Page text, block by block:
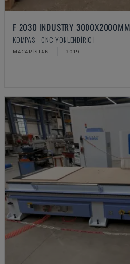
F 2030 INDUSTRY 3000X2000MM
KOMPAS - CNC YÖNLENDIRICI
MACARISTAN 2019